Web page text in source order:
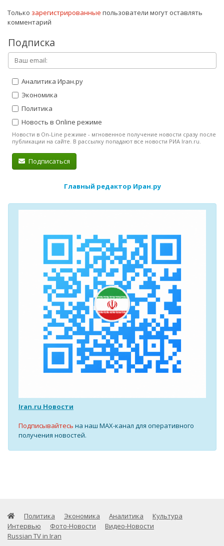
Только зарегистрированные пользователи могут оставлять
комментарий
Подписка
Аналитика Иран.ру
Экономика
Политика
Новость в Online режиме
Новости в On-Line режиме - мгновенное получение новости сразу после
публикации на сайте. В рассылку попадают все новости РИА Iran.ru.
Подписаться
Главный редактор Иран.ру
Iran.ru Новости
Подписывайтесь на наш MAX-канал для оперативного
получения новостей.
Политика Экономика Аналитика
Культура
Интервью
Фото-Новости
Видео-Новости
Russian TV in Iran